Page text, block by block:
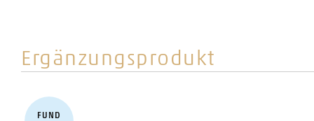
Ergänzungsprodukt
FUND​